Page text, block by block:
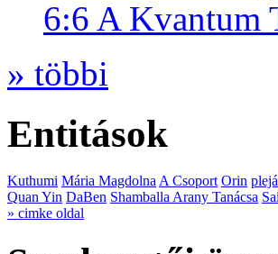
6:6 A Kvantum
» többi
Entitások
Kuthumi Mária MagdolnaA Csoport Orin
Quan Yin DaBen Shamballa Arany Tanácsa
» cimke oldal